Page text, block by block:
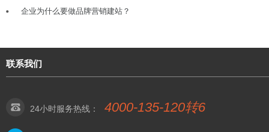
企业为什么要做品牌营销建站？
联系我们
24小时服务热线： 4000-135-120转6